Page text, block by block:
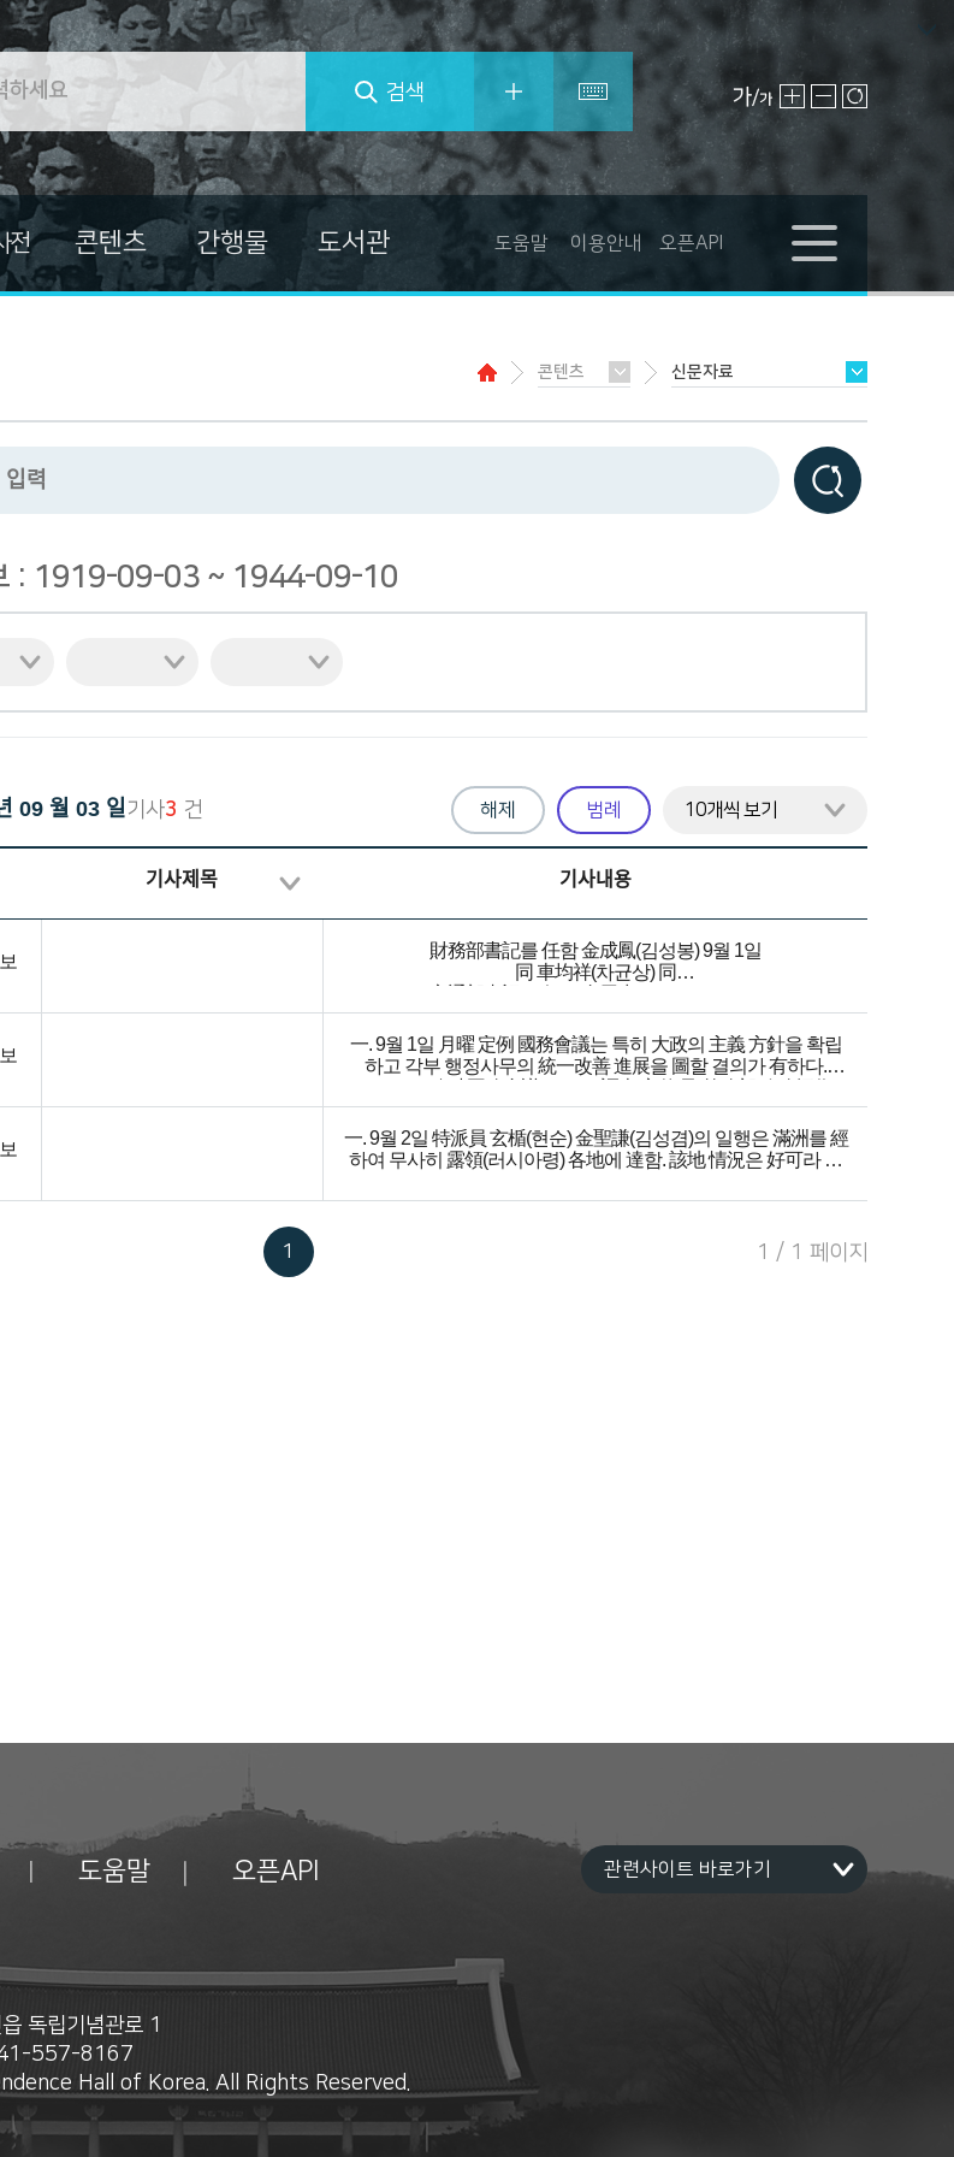
검색
전 콘텐츠
주흥사단
문자료
병자료
제강점기 피해자 명부
간행물
발간자료총서
한국독립운동사 연구
도서관 도움말 이용안내 오픈API
: 1919-09-03 ~ 1944-09-10
09 월 03 일기사3 건 해제 범례
기사제목 기사내용
財務部書記를 任함 金成鳳(김성봉) 9월 1일
同 車均祥(차균상) 同
臨時警護員을 任함 金熙俊(김희준) 9월 3일
同 田在淳(전재순) 同
一. 9월 1일 月曜 定例 國務會議는 특히 大政의 主義 方針을 확립
하고 각부 행정사무의 統一改善 進展을 圖할 결의가 有하다.
關하여 左의 事項을 의결하다.
(一) 國務院에 調査課를 置하여 史料 及 其他 宣傳材料를 調査 編
纂할 일
(二) 國務院 及 內務 外務 2부가 協和하여 內外에 대한 宣傳 佈告
事務를 勵行할 일
ㄱ. 庶務에 관한 사무는 白南七(백남칠)에게 命하기로
一. 9월 2일 特派員 玄楯(현순) 金聖謙(김성겸)의 일행은 滿洲를 經
하여 무사히 露領(러시아령) 各地에 達함. 該地 情況은 好可라 報
二. 9월 3일 在華盛頓(워싱턴) 國務總理 李承晩(이승만) 박사는 三
民國의 完全 永久한 獨立을 宣明함. 氏는 敵日本의 自治運動을 妨
1 1 / 1 페이지
도움말 오픈API
독립기념관로 1
557-8167
Hall of Korea. All Rights Reserved.